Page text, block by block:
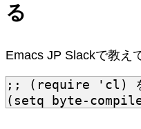
る
Emacs JP Slackで教え
;; (require 'cl) を
(setq byte-